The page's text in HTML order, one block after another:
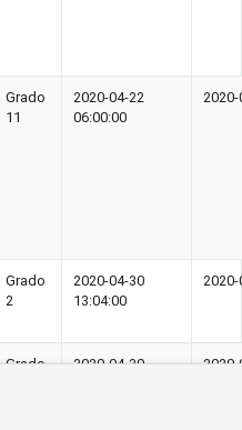
Grado
11
2020-04-22
06:00:00
2020-
Grado
2
2020-04-30
13:04:00
2020-
Grado
2020-04-30
2020-